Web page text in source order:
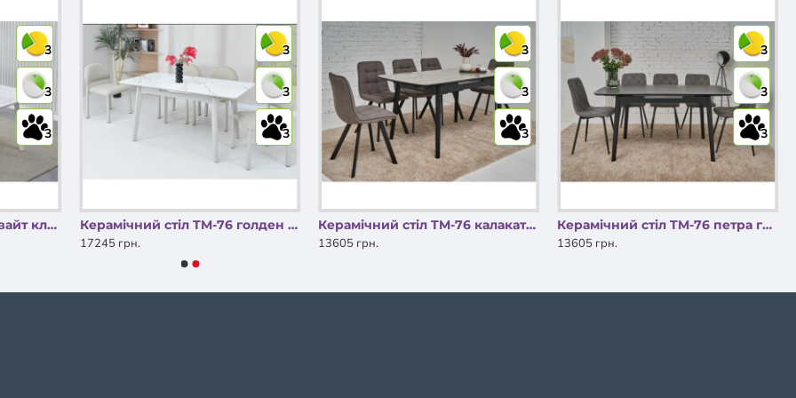
3
3
3
Керамічний стіл TM-76 вайт клауд + білий Vetro Mebel
3
3
3
Керамічний стіл TM-76 голден сенд + теплий пісок Vetro Mebel
17245 грн.
3
3
3
Керамічний стіл TM-76 калакатта мармур + чорний Vetro Mebel
13605 грн.
3
3
3
Керамічний стіл TM-76 петра грей + чорний Vetro Mebel
13605 грн.